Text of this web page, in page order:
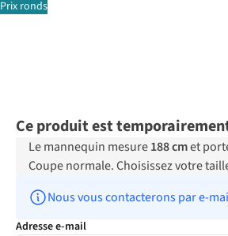
Prix ronds
Ce produit est
Le mannequin mesure188 cmet
Coupe normale. Choisissez votre
Nous vous contacterons par e-
Adresse e-mail